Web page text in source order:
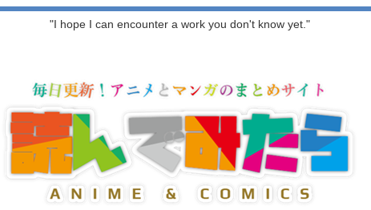
"I hope I can encounter a work you don't know yet."